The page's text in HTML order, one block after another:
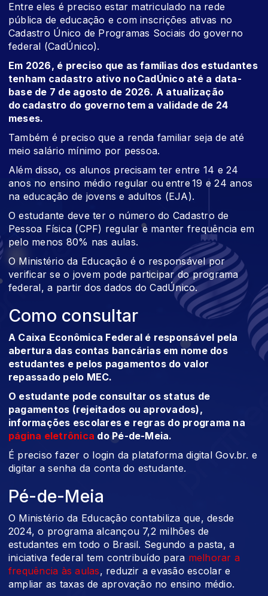
Entre eles é preciso estar matriculado na rede
pública de educação e com inscrições ativas no
Cadastro Único de Programas Sociais do governo
federal (CadÚnico).
Em 2026, é preciso que as famílias dos estudantes
tenham cadastro ativo no CadÚnico até a data-
base de 7 de agosto de 2026. A atualização
do cadastro do governo tem a validade de 24
meses.
Também é preciso que a renda familiar seja de até
meio salário mínimo por pessoa.
Além disso, os alunos precisam ter entre 14 e 24
anos no ensino médio regular ou entre 19 e 24 anos
na educação de jovens e adultos (EJA).
O estudante deve ter o número do Cadastro de
Pessoa Física (CPF) regular e manter frequência em
pelo menos 80% nas aulas.
O Ministério da Educação é o responsável por
verificar se o jovem pode participar do programa
federal, a partir dos dados do CadÚnico.
Como consultar
A Caixa Econômica Federal é responsável pela
abertura das contas bancárias em nome dos
estudantes e pelos pagamentos do valor
repassado pelo MEC.
O estudante pode consultar os status de
pagamentos (rejeitados ou aprovados),
informações escolares e regras do programa na
página eletrônica do Pé-de-Meia.
É preciso fazer o login da plataforma digital Gov.br. e
digitar a senha da conta do estudante.
Pé-de-Meia
O Ministério da Educação contabiliza que, desde
2024, o programa alcançou 7,2 milhões de
estudantes em todo o Brasil. Segundo a pasta, a
iniciativa federal tem contribuído para melhorar a
frequência às aulas, reduzir a evasão escolar e
ampliar as taxas de aprovação no ensino médio.